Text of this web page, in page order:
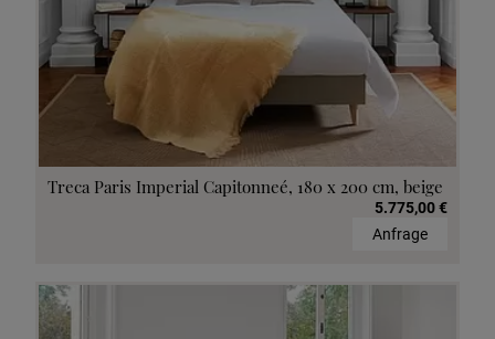
Treca Paris Imperial Capitonneé, 180 x 200 cm, beige
5.775,00 €
Anfrage